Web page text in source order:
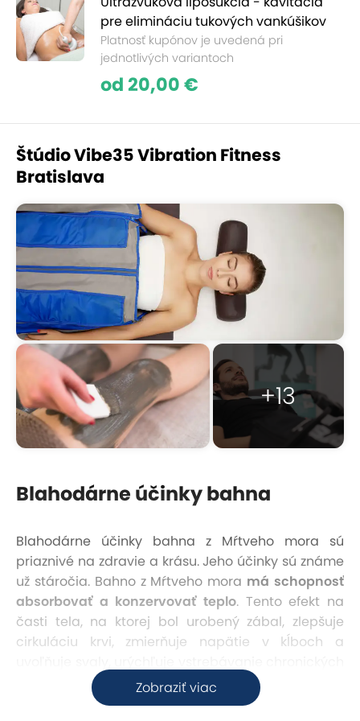
pre elimináciu tukových vankúšikov
Platnosť kupónov je uvedená pri
jednotlivých variantoch
od 20,00 €
Štúdio Vibe35 Vibration Fitness
Bratislava
+13
Zobraziť viac
Blahodárne účinky bahna
Blahodárne účinky bahna z Mŕtveho mora sú
priaznivé na zdravie a krásu. Jeho účinky sú známe
už stáročia. Bahno z Mŕtveho mora má schopnosť
absorbovať a konzervovať teplo. Tento efekt na
časti tela, na ktorej bol urobený zábal, zlepšuje
cirkuláciu krvi, zmierňuje napätie v kĺboch a
zápalových infiltrátov, zmäkčuje väzivo, uvoľňuje
kostrové svalstvo i hladkú svalovinu vnútorných